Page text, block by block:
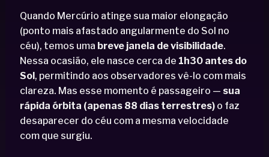
Quando Mercúrio atinge sua maior elongação
(ponto mais afastado angularmente do Sol no
céu), temos uma breve janela de visibilidade.
Nessa ocasião, ele nasce cerca de 1h30 antes do
Sol , permitindo aos observadores vê-lo com mais
clareza. Mas esse momento é passageiro — sua
rápida órbita (apenas 88 dias terrestres)o faz
desaparecer do céu com a mesma velocidade
com que surgiu.